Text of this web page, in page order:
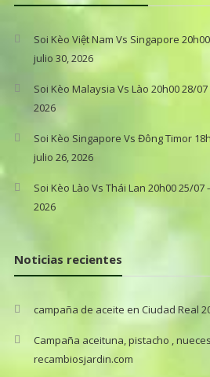
Soi Kèo Việt Nam Vs Singapore
julio 30, 2026
Soi Kèo Malaysia Vs Lào 20h00 28/07
2026
Soi Kèo Singapore Vs Đông Timor
julio 26, 2026
Soi Kèo Lào Vs Thái Lan 20h00 25/07
2026
Noticias recientes
campaña de aceite en Ciudad Real
Campaña aceituna, pistacho ,
recambiosjardin.com